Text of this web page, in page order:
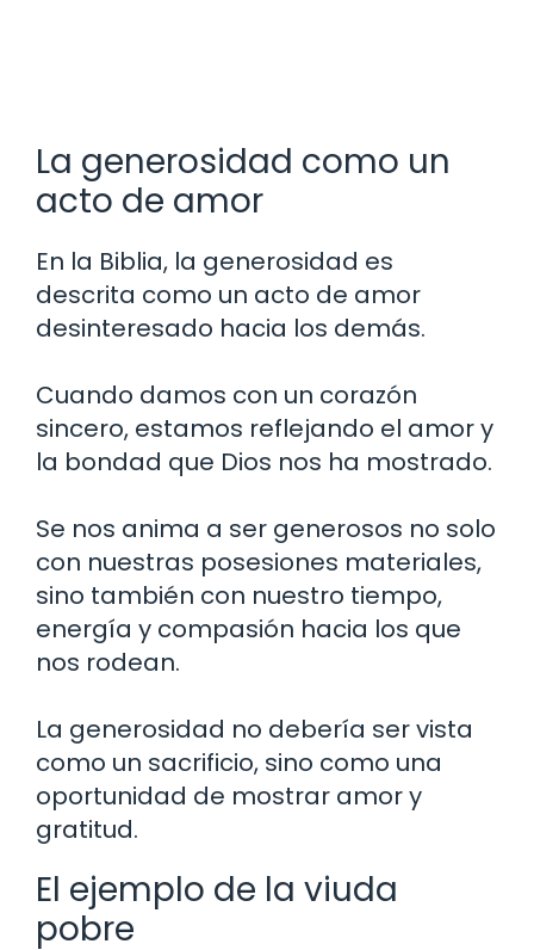
La generosidad como un
acto de amor
En la Biblia, la generosidad es
descrita como un acto de amor
desinteresado hacia los demás.
Cuando damos con un corazón
sincero, estamos reflejando el amor y
la bondad que Dios nos ha mostrado.
Se nos anima a ser generosos no solo
con nuestras posesiones materiales,
sino también con nuestro tiempo,
energía y compasión hacia los que
nos rodean.
La generosidad no debería ser vista
como un sacrificio, sino como una
oportunidad de mostrar amor y
gratitud.
El ejemplo de la viuda
pobre